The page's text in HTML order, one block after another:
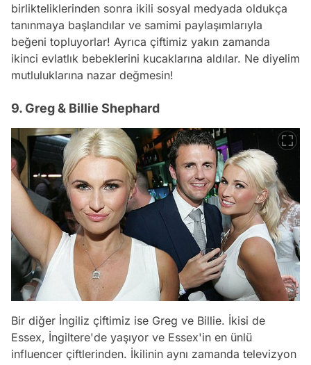
birlikteliklerinden sonra ikili sosyal medyada oldukça
tanınmaya başlandılar ve samimi paylaşımlarıyla
beğeni topluyorlar! Ayrıca çiftimiz yakın zamanda
ikinci evlatlık bebeklerini kucaklarına aldılar. Ne diyelim
mutluluklarına nazar değmesin!
9. Greg & Billie Shephard
Bir diğer İngiliz çiftimiz ise Greg ve Billie. İkisi de
Essex, İngiltere'de yaşıyor ve Essex'in en ünlü
influencer çiftlerinden. İkilinin aynı zamanda televizyon